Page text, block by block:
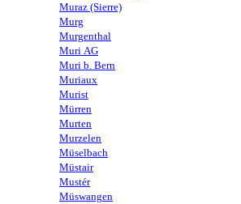
Muraz (Sierre)
Murg
Murgenthal
Muri AG
Muri b. Bern
Muriaux
Murist
Mürren
Murten
Murzelen
Müselbach
Müstair
Mustér
Müswangen